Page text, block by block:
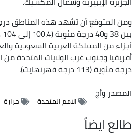
ومن المتوقع أن تشهد هذه المناطق
بين
أجزاء من المملكة العربية السعودية
درجة مئوية (113 درجة فهرنهايت).
المصدروأج
الامم المتحدة حرارة
طالع ايضاً